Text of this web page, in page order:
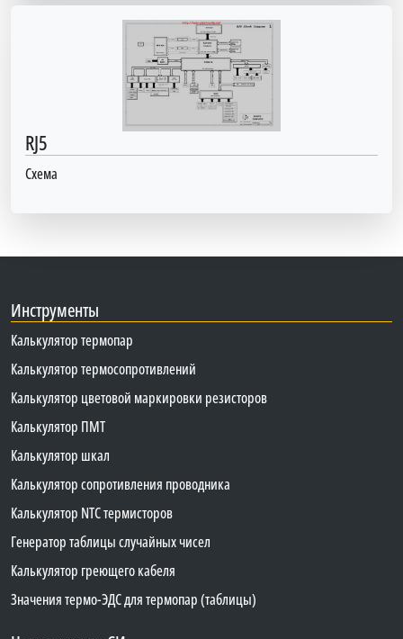
RJ5
Схема
Инструменты
Калькулятор термопар
Калькулятор термосопротивлений
Калькулятор цветовой маркировки резисторов
Калькулятор ПМТ
Калькулятор шкал
Калькулятор сопротивления проводника
Калькулятор NTC термисторов
Генератор таблицы случайных чисел
Калькулятор греющего кабеля
Значения термо-ЭДС для термопар (таблицы)